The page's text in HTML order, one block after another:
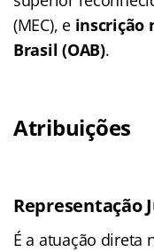
(MEC), e inscrição
Brasil (OAB).
Atribuições
Representação
É a atuação direta